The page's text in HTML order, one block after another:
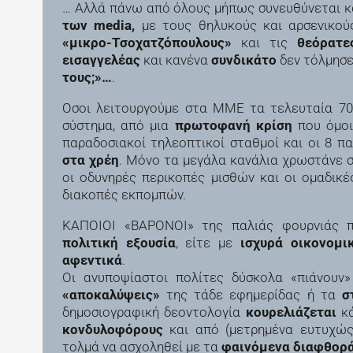
… Αλλά πάνω από όλους μήπως συνευθύνεται
των media, με τους θηλυκούς και
«μικρο-Τσοχατζόπουλους» και τις
εισαγγελέαςκαι κανένασυνδικάτο δεν
τους;»….
Οσοι λειτουργούμε στα ΜΜΕ τα τελευταία
σύστημα, από μια πρωτοφανή κρίση που
παραδοσιακοί τηλεοπτικοί σταθμοί και οι 8
στα χρέη. Μόνο τα μεγάλα κανάλια χρωστάνε
οι οδυνηρές περικοπές μισθών και οι
διακοπές εκπομπών.
ΚΑΠΟΙΟΙ «ΒΑΡΟΝΟΙ» της παλιάς φουρνιάς
πολιτική εξουσία, είτε με ισχυρά
αφεντικά.
Οι ανυποψίαστοι πολίτες δύσκολα
«αποκαλύψεις» της τάδε εφημερίδας ή τα
δημοσιογραφική δεοντολογία κουρελιάζεται
κονδυλοφόρουςκαι από (μετρημένα
τολμά να ασχοληθεί με τα φαινόμενα